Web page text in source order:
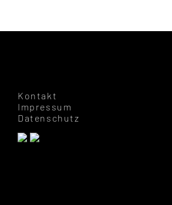
Kontakt
Impressum
Datenschutz